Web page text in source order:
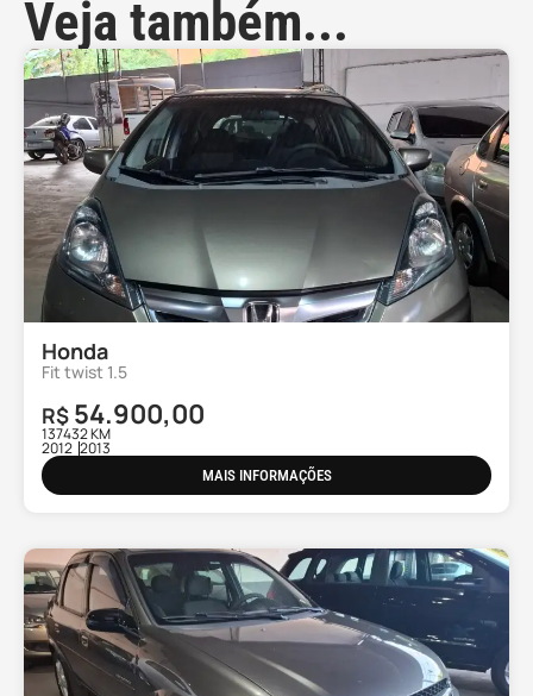
Veja também...
Honda
Fit twist 1.5
R$ 54.900,00
137432 KM
2012 2013
MAIS INFORMAÇÕES